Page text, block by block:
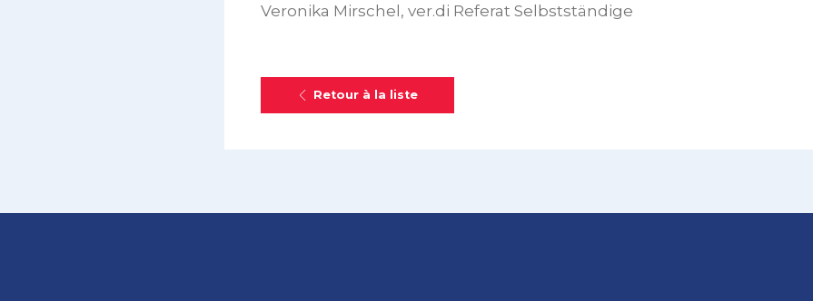
Veronika Mirschel, ver.di Referat Selbstständige
Retour à la liste